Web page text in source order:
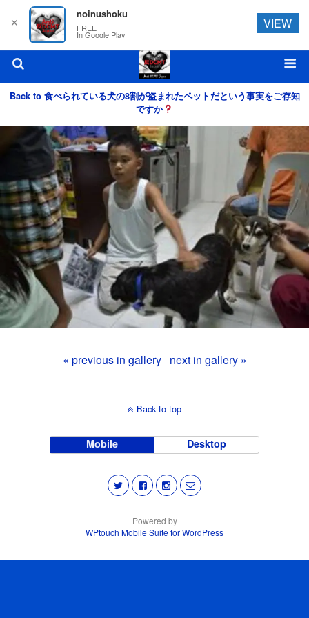
Back to 食べられている犬の8割が盗まれたペットだという事実をご存知
ですか
« previous in gallery next in gallery »
Back to top
Mobile Desktop
Powered by
WPtouch Mobile Suite for WordPress
✕
noinushoku
FREE
In Google Play
VIEW